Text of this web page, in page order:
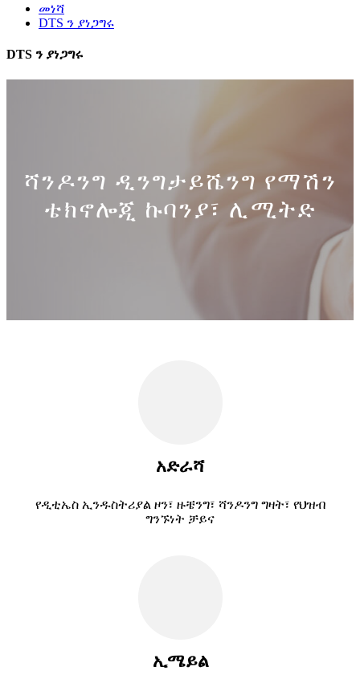
መነሻ
DTS ን ያነጋግሩ
DTS ን ያነጋግሩ
ሻንዶንግ ዲንግታይሼንግ የማሽን
ቴክኖሎጂ ኩባንያ፣ ሊሚትድ
አድራሻ
የዲቲኤስ ኢንዱስትሪያል ዞን፣ ዙቼንግ፣ ሻንዶንግ ግዛት፣ የህዝብ
ግንኙነት ቻይና
ኢሜይል